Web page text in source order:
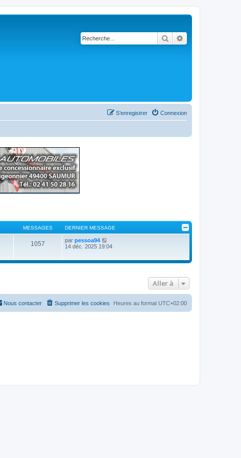
Rechercher
Connexion
S’enregistrer
MESSAGES DERNIER MESSAGE
1057 par pessoa94
o
l
n
i
e
r
14 déc. 2025 19:04
Aller à
Heures au format UTC+02:00
Supprimer les cookies
Nous contacter